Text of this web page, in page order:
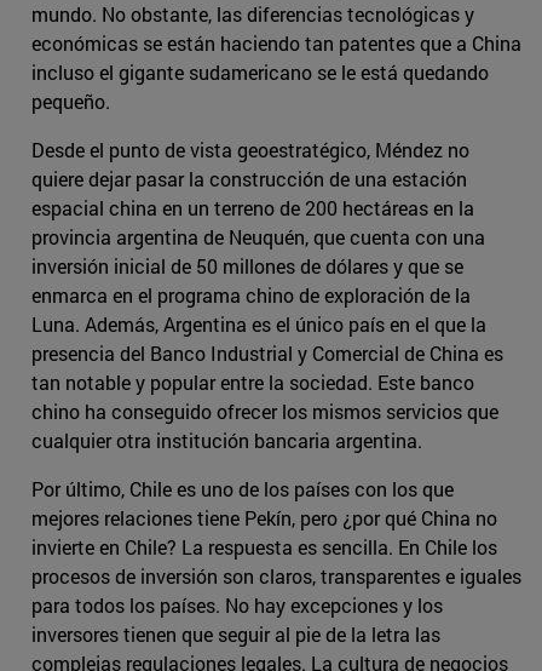
mundo. No obstante, las diferencias tecnológicas y
económicas se están haciendo tan patentes que a China
incluso el gigante sudamericano se le está quedando
pequeño.
Desde el punto de vista geoestratégico, Méndez no
quiere dejar pasar la construcción de una estación
espacial china en un terreno de 200 hectáreas en la
provincia argentina de Neuquén, que cuenta con una
inversión inicial de 50 millones de dólares y que se
enmarca en el programa chino de exploración de la
Luna. Además, Argentina es el único país en el que la
presencia del Banco Industrial y Comercial de China es
tan notable y popular entre la sociedad. Este banco
chino ha conseguido ofrecer los mismos servicios que
cualquier otra institución bancaria argentina.
Por último, Chile es uno de los países con los que
mejores relaciones tiene Pekín, pero ¿por qué China no
invierte en Chile? La respuesta es sencilla. En Chile los
procesos de inversión son claros, transparentes e iguales
para todos los países. No hay excepciones y los
inversores tienen que seguir al pie de la letra las
complejas regulaciones legales. La cultura de negocios